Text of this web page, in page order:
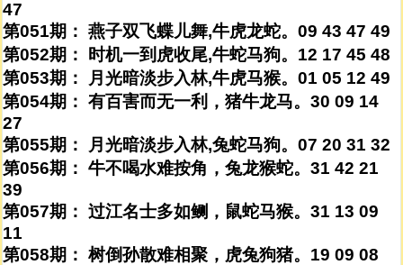
47
第051期： 燕子双飞蝶儿舞,牛虎龙蛇。09 43 47 49
第052期： 时机一到虎收尾,牛蛇马狗。12 17 45 48
第053期： 月光暗淡步入林,牛虎马猴。01 05 12 49
第054期： 有百害而无一利，猪牛龙马。30 09 14
27
第055期： 月光暗淡步入林,兔蛇马狗。07 20 31 32
第056期： 牛不喝水难按角，兔龙猴蛇。31 42 21
39
第057期： 过江名士多如鲗，鼠蛇马猴。31 13 09
11
第058期： 树倒孙散难相聚，虎兔狗猪。19 09 08